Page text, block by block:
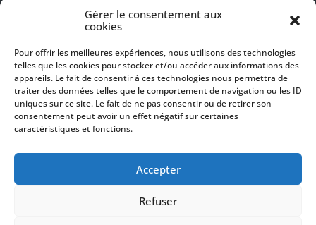
Gérer le consentement aux
cookies
Pour offrir les meilleures expériences, nous utilisons des technologies
telles que les cookies pour stocker et/ou accéder aux informations des
appareils. Le fait de consentir à ces technologies nous permettra de
traiter des données telles que le comportement de navigation ou les ID
uniques sur ce site. Le fait de ne pas consentir ou de retirer son
consentement peut avoir un effet négatif sur certaines
caractéristiques et fonctions.
Accepter
Refuser
Vidéothèque
Presse
Billetterie
Recrutement
Mentions légales
Politique de confidentialité
SUIVEZ-NOUS